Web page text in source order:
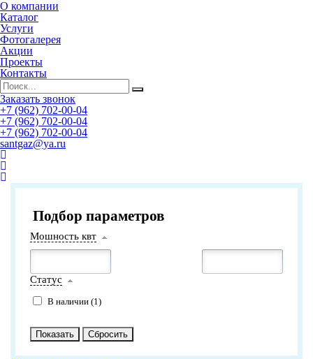
О компании
Каталог
Услуги
Фотогалерея
Акции
Проекты
Контакты
Заказать звонок
+7 (962) 702-00-04
+7 (962) 702-00-04
+7 (962) 702-00-04
santgaz@ya.ru
Подбор параметров
Мошность квт
Статус
В наличии (1)